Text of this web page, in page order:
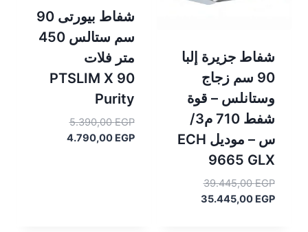
شفاط جزيرة إلبا
90 سم زجاج
وستانلس – قوة
شفط 710 م3/
س – موديل ECH
9665 GLX
39.445,00EGP
السعر
الأصلي35.445,00 EGP
السعر
شفاط بيورتى 90
سم ستالس 450
متر فلات
PTSLIM X 90
Purity
5.390,00EGP
السعر
الأصلي4.790,00 EGP
السعر